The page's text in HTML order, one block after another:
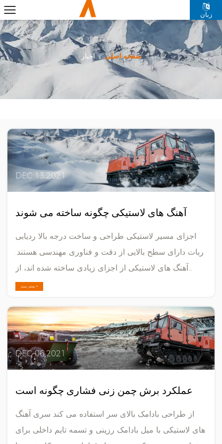
زبان
صفحه اصلی / اخبار
DEC 13,2021
آهنگ های لاستیکی چگونه ساخته می شوند
اجزای مسیر لاستیکی طراحی و ساخت درجه بالا ردیابی
ربات دارای سطح بالایی از دقت و فناوری مهندسی هستند.
آهنگ های لاستیکی از اجزای زیادی ساخته شده اند، از
جمله: لاشه لاستیکی و لاستیک آج مسیرهای لاستیکی سطح
است، از مخلوطی از ترکیبات لاستیکی طبیع......
بیشتر ببینید +
DEC 06,2021
عملکرد برش چمن زنی فشاری چگونه است
از طراحی بادامک بالای سر استفاده می کند سری آهنگ
های لاستیکی با میل بادامک رزینی و تسمه تایم داخلی برای